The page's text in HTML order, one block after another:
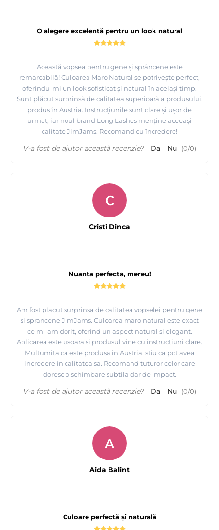
O alegere excelentă pentru un look natural
Această vopsea pentru gene și sprâncene este
remarcabilă! Culoarea Maro Natural se potrivește perfect,
oferindu-mi un look sofisticat și natural în același timp.
Sunt plăcut surprinsă de calitatea superioară a produsului,
produs în Austria. Instrucțiunile sunt clare și ușor de
urmat, iar noul brand Long Lashes menține aceeași
calitate JimJams. Recomand cu încredere!
V-a fost de ajutor această recenzie? Da Nu (0/0)
Nuanta perfecta, mereu!
Am fost placut surprinsa de calitatea vopselei pentru gene
si sprancene JimJams. Culoarea maro natural este exact
ce mi-am dorit, oferind un aspect natural si elegant.
Aplicarea este usoara si produsul vine cu instructiuni clare.
Multumita ca este produsa in Austria, stiu ca pot avea
incredere in calitatea sa. Recomand tuturor celor care
doresc o schimbare subtila dar de impact.
C
Cristi Dinca
V-a fost de ajutor această recenzie? Da Nu (0/0)
Culoare perfectă și naturală
A
Aida Balint